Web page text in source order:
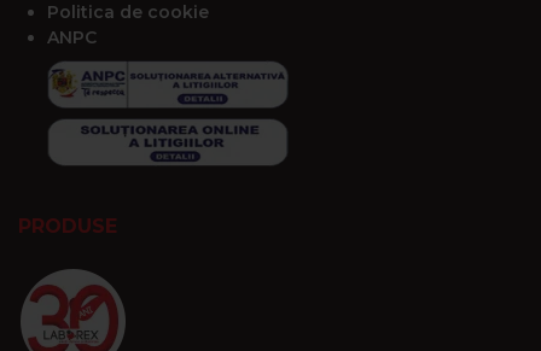
Politica de cookie
ANPC
PRODUSE